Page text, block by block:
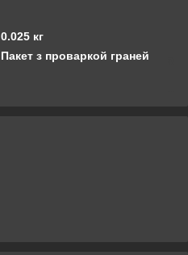
0.025 кг
Пакет з проваркой граней